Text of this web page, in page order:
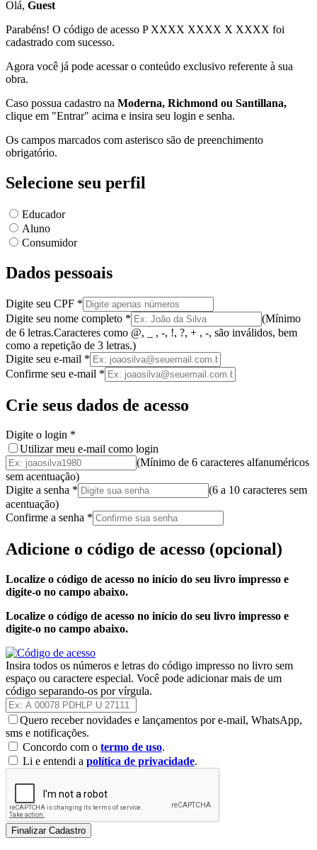
Olá, Guest
Parabéns! O código de acesso P XXXX XXXX X XXXX foi
cadastrado com sucesso.
Agora você já pode acessar o conteúdo exclusivo referente à sua
obra.
Caso possua cadastro na Moderna, Richmond ou Santillana,
clique em "Entrar" acima e insira seu login e senha.
Os campos marcados com asterisco são de preenchimento
obrigatório.
Selecione seu perfil
Educador
Aluno
Consumidor
Dados pessoais
Digite seu CPF *
Digite seu nome completo * (Mínimo
de 6 letras.Caracteres como @, _ , -, !, ?, + , -, são inválidos, bem
como a repetição de 3 letras.)
Digite seu e-mail *
Confirme seu e-mail *
Crie seus dados de acesso
Digite o login *
Utilizar meu e-mail como login
(Mínimo de 6 caracteres alfanuméricos
sem acentuação)
Digite a senha * (6 a 10 caracteres sem
acentuação)
Confirme a senha *
Adicione o código de acesso (opcional)
Localize o código de acesso no início do seu livro impresso e
digite-o no campo abaixo.
Localize o código de acesso no início do seu livro impresso e
digite-o no campo abaixo.
Insira todos os números e letras do código impresso no livro sem
espaço ou caractere especial. Você pode adicionar mais de um
código separando-os por vírgula.
Quero receber novidades e lançamentos por e-mail, WhatsApp,
sms e notificações.
Concordo com o termo de uso.
Li e entendi a política de privacidade.